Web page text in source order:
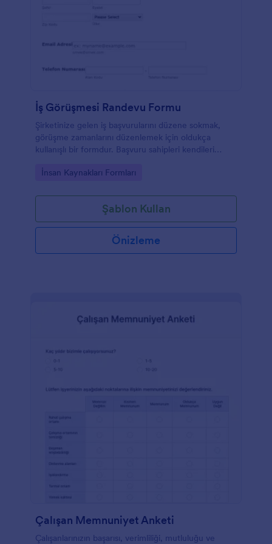
İş Görüşmesi Randevu Formu
Şirketinize gelen iş başvurularını düzene sokmak,
görüşme zamanlarını düzenlemek için oldukça
kullanışlı bir formdur. Başvuru sahipleri kendileri
saatini belirleyebilirler.
Go to Category:
İnsan Kaynakları Formları
Şablon Kullan
Önizleme
Çalışan Memnuniyet Anketi
Çalışanlarınızın başarısı, verimliliği, mutluluğu ve